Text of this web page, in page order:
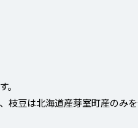
枝豆は北海道産芽室町産のみ